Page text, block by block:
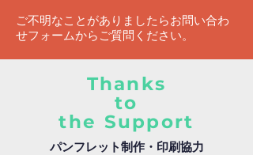
ご不明なことがありましたらお問い合わ
せフォームからご質問ください。
Thanks
to
the Support
パンフレット制作・印刷協力